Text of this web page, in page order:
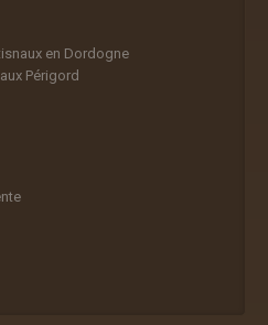
en Dordogne
Périgord